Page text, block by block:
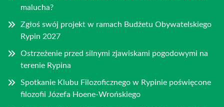
malucha?
Zgłoś swój projekt w ramach Budżetu Obywatelskiego
Rypin 2027
Ostrzeżenie przed silnymi zjawiskami pogodowymi na
terenie Rypina
Spotkanie Klubu Filozoficznego w Rypinie poświęcone
filozofii Józefa Hoene-Wrońskiego